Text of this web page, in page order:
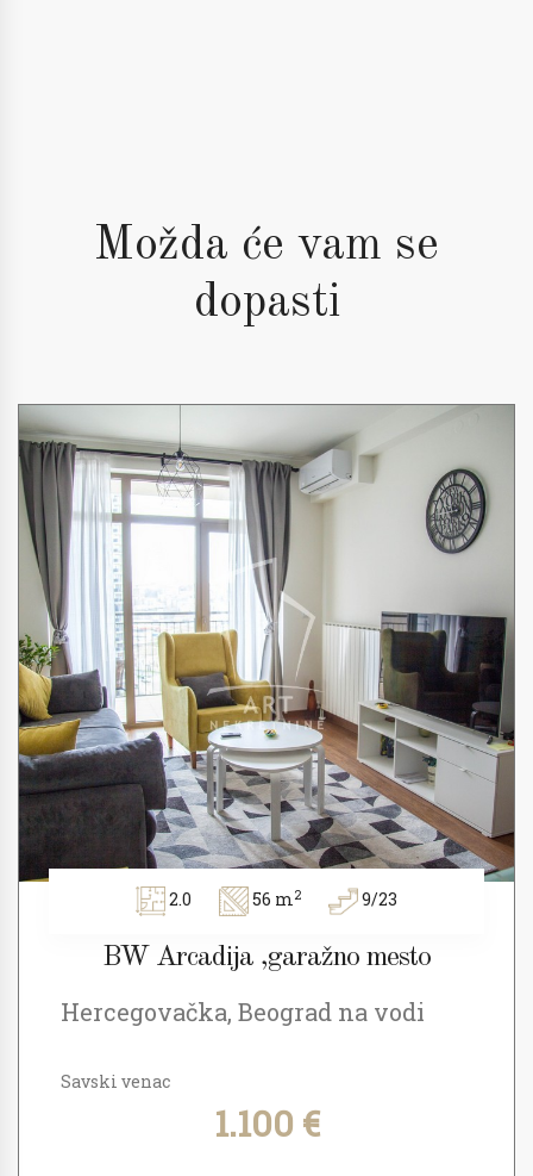
Možda će vam se
dopasti
2.0 56 m2 9/23
BW Arcadija ,garažno mesto
Hercegovačka, Beograd na vodi
Savski venac
1.100 €